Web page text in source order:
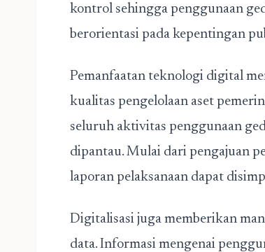
kontrol sehingga penggunaan
berorientasi pada kepentingan
Pemanfaatan teknologi digital
kualitas pengelolaan aset
seluruh aktivitas penggunaan
dipantau. Mulai dari pengajuan
laporan pelaksanaan dapat
Digitalisasi juga memberikan
data. Informasi mengenai